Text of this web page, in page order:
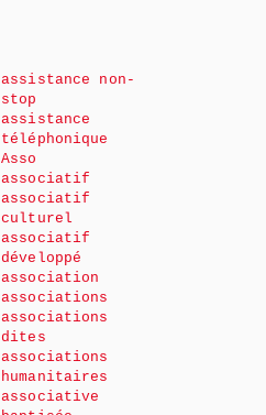
assistance non-
stop
assistance
téléphonique
Asso
associatif
associatif
culturel
associatif
développé
association
associations
associations
dites
associations
humanitaires
associative